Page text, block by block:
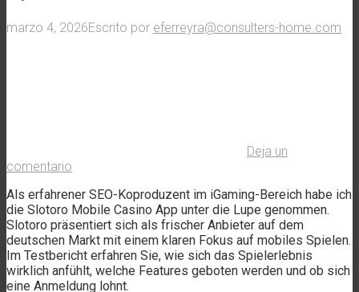
marzo 4, 2026Escrito por eferreyra@consulters-home.com
Deja un
comentario
Als erfahrener SEO-Koproduzent im iGaming-Bereich habe ich
die Slotoro Mobile Casino App unter die Lupe genommen.
Slotoro präsentiert sich als frischer Anbieter auf dem
deutschen Markt mit einem klaren Fokus auf mobiles Spielen.
Im Testbericht erfahren Sie, wie sich das Spielerlebnis
wirklich anfühlt, welche Features geboten werden und ob sich
eine Anmeldung lohnt.